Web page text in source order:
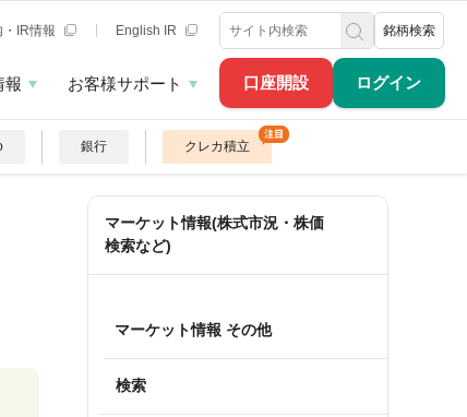
口座開設 ログイン
IR情報 English IR 銘柄検索
報 お客様サポート
銀行 クレカ積立
マーケット情報(株式市況・株価
検索など)
マーケット情報 その他
検索